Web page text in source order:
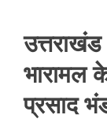
उत्तराखंड
भारामल
प्रसाद